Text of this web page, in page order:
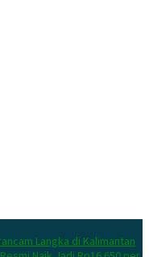
Langka di Kalimantan